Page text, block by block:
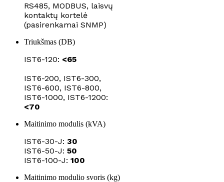
RS485, MODBUS, laisvų
kontaktų kortelė
(pasirenkamai SNMP)
Triukšmas (DB)
IST6-120: <65
IST6-200, IST6-300,
IST6-600, IST6-800,
IST6-1000, IST6-1200:
<70
Maitinimo modulis (kVA)
IST6-30-J: 30
IST6-50-J: 50
IST6-100-J: 100
Maitinimo modulio svoris (kg)